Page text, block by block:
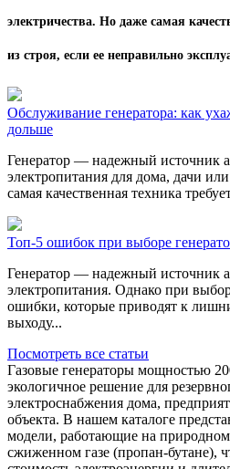
электричества. Но даже самая
из строя, если ее неправильно
Обслуживание генератора: как
дольше
Генератор — надежный источник
электропитания для дома, дачи
самая качественная техника
Топ-5 ошибок при выборе
Генератор — надежный источник
электропитания. Однако при
ошибки, которые приводят к
выходу...
Посмотреть все статьи
Газовые генераторы мощностью
экологичное решение для
электроснабжения дома,
объекта. В нашем каталоге
модели, работающие на природном
сжиженном газе (пропан-бутане),